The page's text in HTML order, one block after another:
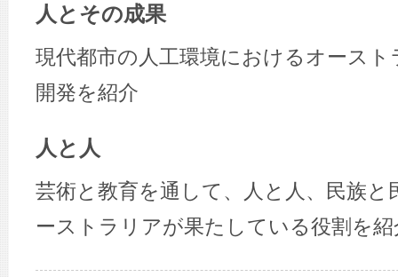
人とその成果
現代都市の人工環境におけるオース
開発を紹介
人と人
芸術と教育を通して、人と人、民族
ーストラリアが果たしている役割を紹